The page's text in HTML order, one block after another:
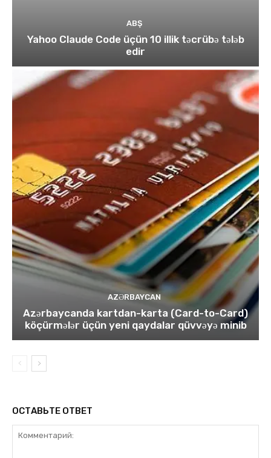
ABŞ
Yahoo Claude Code üçün 10 illik təcrübə tələb
edir
AZƏRBAYCAN
Azərbaycanda kartdan-karta (Card-to-Card)
köçürmələr üçün yeni qaydalar qüvvəyə minib
ОСТАВЬТЕ ОТВЕТ